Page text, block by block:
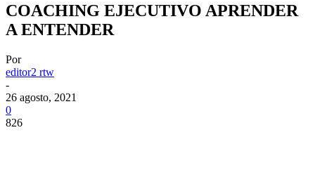
COACHING EJECUTIVO APRENDER
A ENTENDER
Por
editor2 rtw
-
26 agosto, 2021
0
826